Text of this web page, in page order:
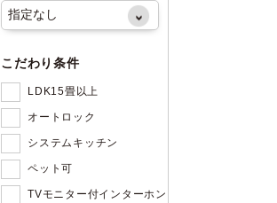
こだわり条件
LDK15畳以上
オートロック
システムキッチン
ペット可
TVモニター付インターホン